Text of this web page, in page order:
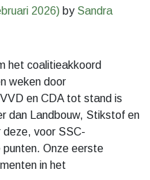
2026) bySandra
het coalitieakkoord
weken door
en CDA tot stand is
dan Landbouw, Stikstof en
deze, voor SSC-
punten. Onze eerste
in het